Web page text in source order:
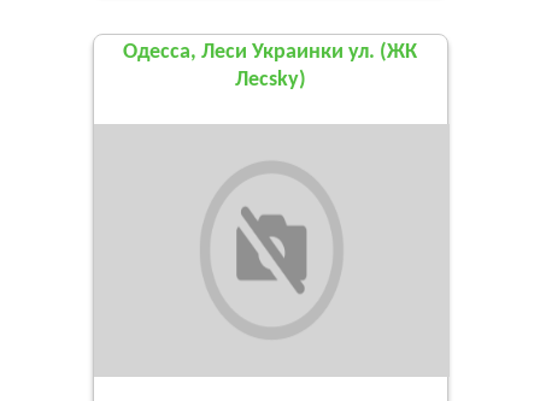
Одесса, Леси Украинки ул. (ЖК
Лесsky)